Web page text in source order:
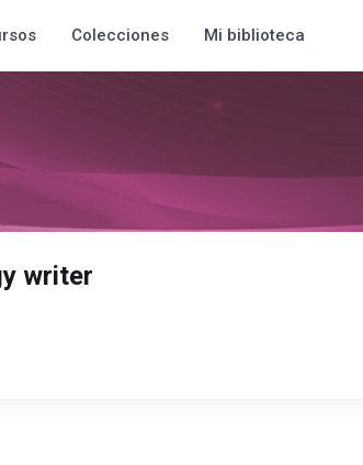
Colecciones Mi biblioteca
writer